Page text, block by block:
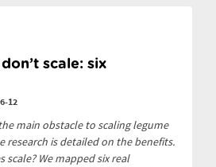
scale: six
12
main obstacle to scaling legume
research is detailed on the benefits.
scale? We mapped six real